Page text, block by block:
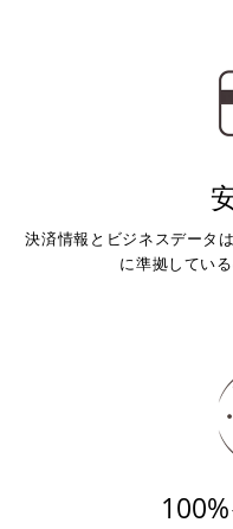
決済情報とビジネスデータ
に準拠してい